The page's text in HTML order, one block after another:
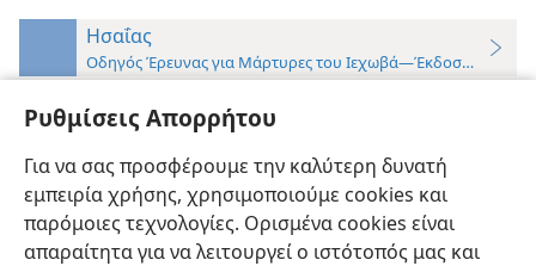
Ρυθμίσεις Απορρήτου
Για να σας προσφέρουμε την καλύτερη δυνατή
εμπειρία χρήσης, χρησιμοποιούμε cookies και
παρόμοιες τεχνολογίες. Ορισμένα cookies είναι
απαραίτητα για να λειτουργεί ο ιστότοπός μας και
Ησαΐας
Οδηγός Έρευνας για Μάρτυρες του Ιεχωβά—Έκδοση 2019
31:1
Ενόραση,Τόμος 1,σ. 337-338
Η Προφητεία του Ησαΐα Α΄,σ. 317-318